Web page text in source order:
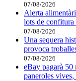
07/08/2026
Alerta
lots de
07/08/2026
Una sequera
provoca
07/08/2026
eBay pagarà 50
paneroles